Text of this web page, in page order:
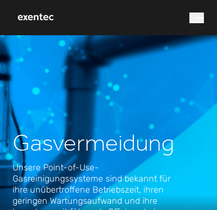
Wonach suchen Sie?
Suche
Gasvermeidung
Unsere Point-of-Use-
Gasreinigungssysteme sind bekannt für
ihre unübertroffene Betriebszeit, ihren
geringen Wartungsaufwand und ihre